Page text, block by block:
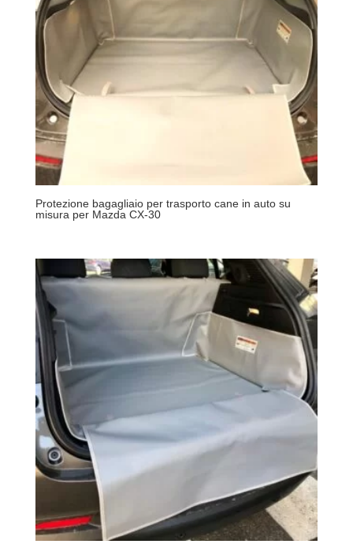
Protezione bagagliaio per trasporto cane in auto su
misura per Mazda CX-30